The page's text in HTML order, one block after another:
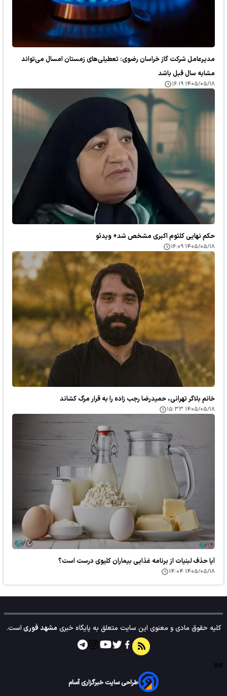
مدیرعامل شرکت گاز خراسان رضوی: تعطیلی‌های زمستان امسال می‌تواند
مشابه سال قبل باشد
۱۴۰۵/۰۵/۱۸ ۱۶:۱۹
حکم نهایی کلثوم اکبری مشخص شد+ ویدئو
۱۴۰۵/۰۵/۱۸ ۱۶:۰۹
خانم بلاگر تهرانی، حمیدرضا رجب زاده را به قرار مرگ کشاند
۱۴۰۵/۰۵/۱۸ ۱۵:۳۳
آیا حذف لبنیات از برنامه غذایی بیماران کلیوی درست است؟
۱۴۰۵/۰۵/۱۸ ۱۴:۰۴
کلیه حقوق مادی و معنوی این سایت متعلق به پایگاه خبریمشهد فوریاست.
aa
طراحی سایت خبرگزاری آسام